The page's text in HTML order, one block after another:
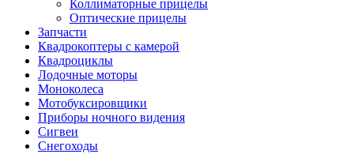
Коллиматорные прицелы
Оптические прицелы
Запчасти
Квадрокоптеры с камерой
Квадроциклы
Лодочные моторы
Моноколеса
Мотобуксировщики
Приборы ночного видения
Сигвеи
Снегоходы